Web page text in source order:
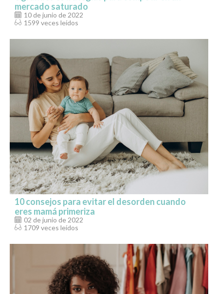
mercado saturado
10 de junio de 2022
1599 veces leídos
10 consejos para evitar el desorden cuando
eres mamá primeriza
02 de junio de 2022
1709 veces leídos